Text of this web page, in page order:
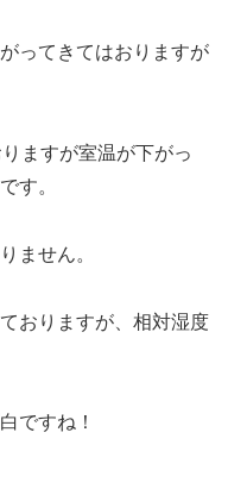
ってきてはおりますが
ますが室温が下がっ
す。
ません。
おりますが、相対湿度
ですね！